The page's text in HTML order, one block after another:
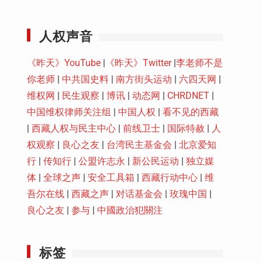
人权声音
《昨天》YouTube | 《昨天》Twitter|李老师不是
你老师 | 中共国史料 | 南方街头运动 | 六四天网 |
维权网 | 民生观察 | 博讯 | 动态网 | CHRDNET |
中国维权律师关注组 | 中国人权 | 看不见的西藏
| 西藏人权与民主中心 | 前线卫士 | 国际特赦 | 人
权观察 | 良心之友 | 台湾民主基金会 | 北京爱知
行 | 传知行 | 公盟许志永 | 新公民运动 | 独立媒
体 | 全球之声 | 安全工具箱 | 西藏行动中心 | 维
吾尔在线 | 西藏之声 | 对话基金会 | 玫瑰中国 |
良心之友 | 参与 | 中國政治犯關注
标签